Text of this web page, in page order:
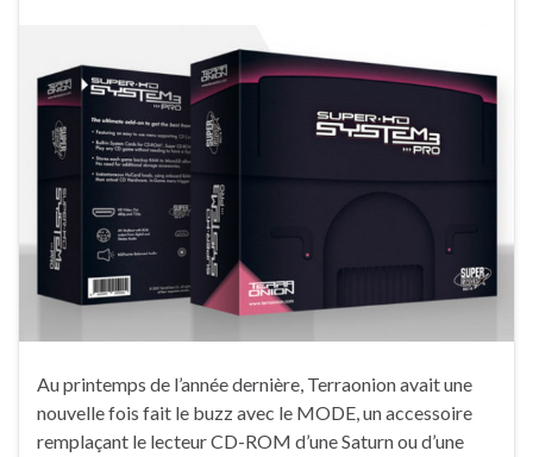
Au printemps de l’année dernière, Terraonion avait une
nouvelle fois fait le buzz avec le MODE, un accessoire
remplaçant le lecteur CD-ROM d’une Saturn ou d’une